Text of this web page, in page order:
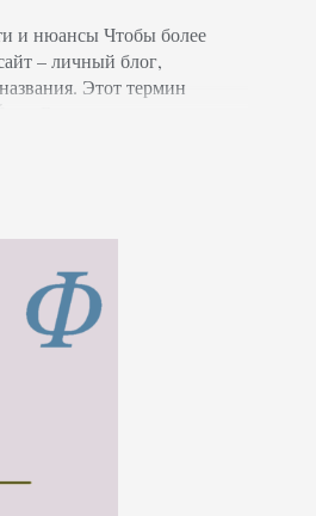
и нюансы Чтобы более
– личный блог,
Этот термин
Баргер, как сокращенное
веб-журнал. Спустя
слово blog, которое с